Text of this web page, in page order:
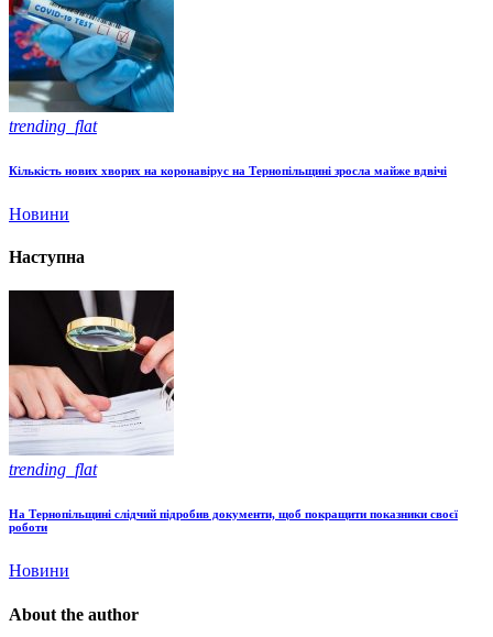
trending_flat
Кількість нових хворих на коронавірус на Тернопільщині зросла майже вдвічі
Новини
Наступна
trending_flat
На Тернопільщині слідчий підробив документи, щоб покращити показники своєї
роботи
Новини
About the author